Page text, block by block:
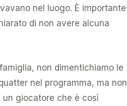
nel luogo. È importante
di non avere alcuna
non dimentichiamo le
nel programma, ma non
un giocatore che è così